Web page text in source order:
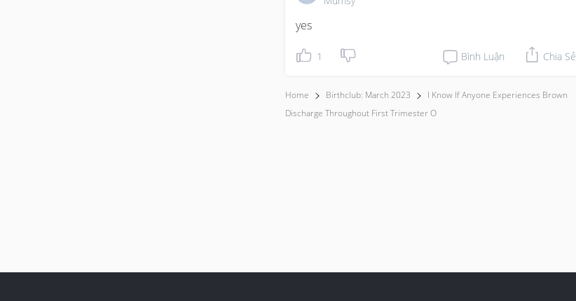
yes
1 Bình Luận Chia Sẻ
Home Birthclub: March 2023
I Know If Anyone Experiences Brown
Discharge Throughout First Trimester O